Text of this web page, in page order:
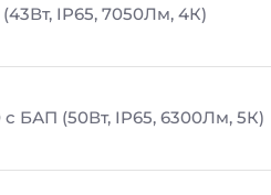
IP65, 7050Лм, 4К)
БАП (50Вт, IP65, 6300Лм, 5К)